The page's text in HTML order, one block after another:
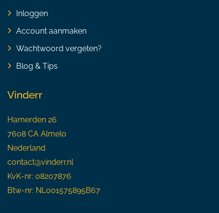
Inloggen
Account aanmaken
Wachtwoord vergeten?
Blog & Tips
Vinderr
Hamerden 26
7608 CA Almelo
Nederland
contact@vinderr.nl
KvK-nr: 08207876
Btw-nr: NL001575895B67